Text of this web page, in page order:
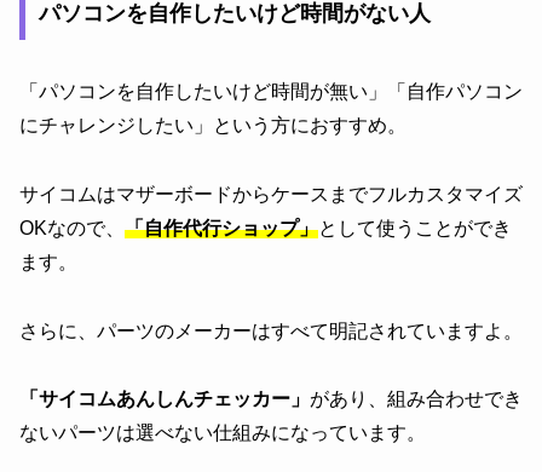
パソコンを自作したいけど時間がない人
「パソコンを自作したいけど時間が無い」「自作パソコン
にチャレンジしたい」という方におすすめ。
サイコムはマザーボードからケースまでフルカスタマイズ
OKなので、 「自作代行ショップ」として使うことができ
ます。
さらに、パーツのメーカーはすべて明記されていますよ。
「サイコムあんしんチェッカー」 があり、組み合わせでき
ないパーツは選べない仕組みになっています。